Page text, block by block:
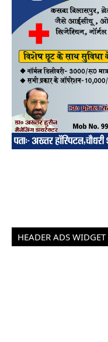
HEADER ADS WIDGET